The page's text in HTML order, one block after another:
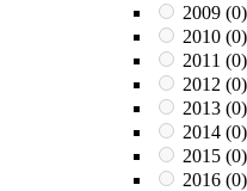
2009 (0)
2010 (0)
2011 (0)
2012 (0)
2013 (0)
2014 (0)
2015 (0)
2016 (0)